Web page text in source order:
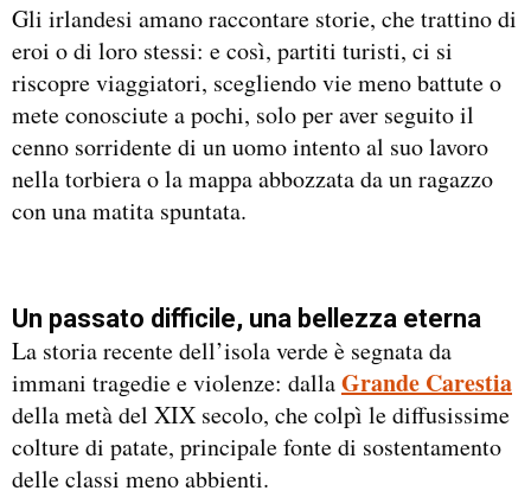
Gli irlandesi amano raccontare storie, che trattino di
eroi o di loro stessi: e così, partiti turisti, ci si
riscopre viaggiatori, scegliendo vie meno battute o
mete conosciute a pochi, solo per aver seguito il
cenno sorridente di un uomo intento al suo lavoro
nella torbiera o la mappa abbozzata da un ragazzo
con una matita spuntata.
Un passato difficile, una bellezza eterna
La storia recente dell’isola verde è segnata da
immani tragedie e violenze: dallaGrande Carestia
della metà del XIX secolo, che colpì le diffusissime
colture di patate, principale fonte di sostentamento
delle classi meno abbienti.